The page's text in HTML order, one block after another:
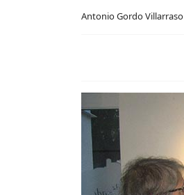
Antonio Gordo Villarraso